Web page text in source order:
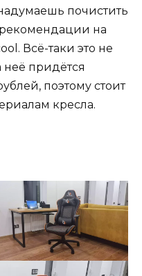
почистить
на
Всё-таки это не
придётся
поэтому стоит
кресла.